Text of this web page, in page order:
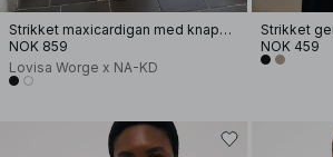
Strikket maxicardigan med knappedetaljer
NOK 859
Lovisa Worge x NA-KD
NOK 459